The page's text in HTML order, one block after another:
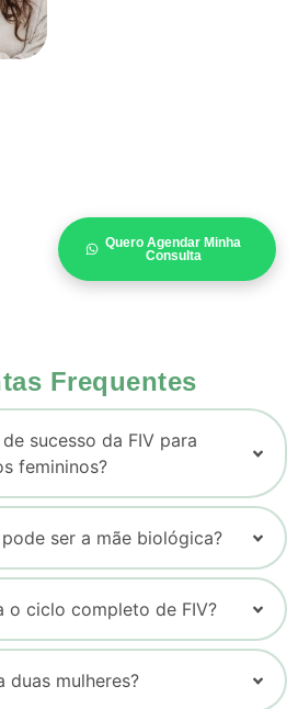
Quero Agendar Minha
Consulta
Frequentes
sucesso da FIV para
femininos?
ser a mãe biológica?
o ciclo completo de FIV?
duas mulheres?